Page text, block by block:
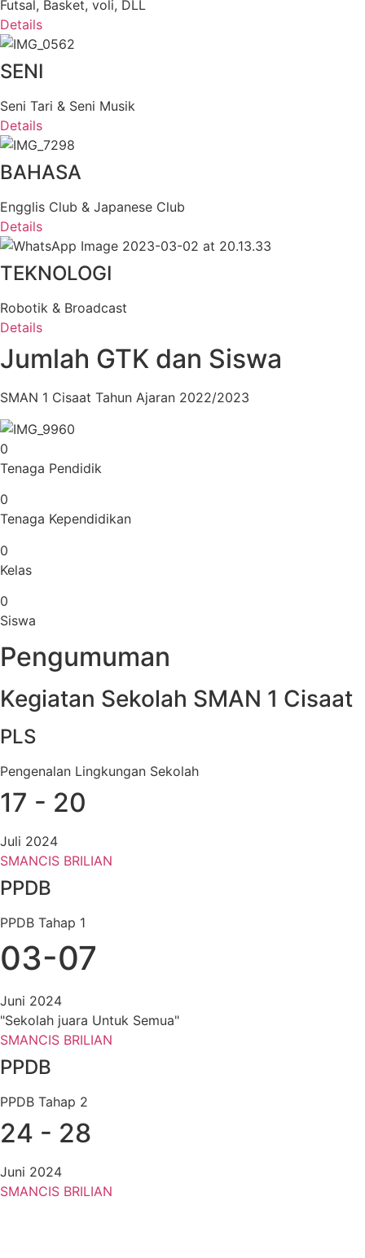
Futsal, Basket, voli, DLL
Details
SENI
Seni Tari & Seni Musik
Details
BAHASA
Engglis Club & Japanese Club
Details
TEKNOLOGI
Robotik & Broadcast
Details
Jumlah GTK dan Siswa
SMAN 1 Cisaat Tahun Ajaran 2022/2023
0
Tenaga Pendidik
0
Tenaga Kependidikan
0
Kelas
0
Siswa
Pengumuman
Kegiatan Sekolah SMAN 1 Cisaat
PLS
Pengenalan Lingkungan Sekolah
17 - 20
Juli 2024
SMANCIS BRILIAN
PPDB
PPDB Tahap 1
03-07
Juni 2024
"Sekolah juara Untuk Semua"
SMANCIS BRILIAN
PPDB
PPDB Tahap 2
24 - 28
Juni 2024
SMANCIS BRILIAN